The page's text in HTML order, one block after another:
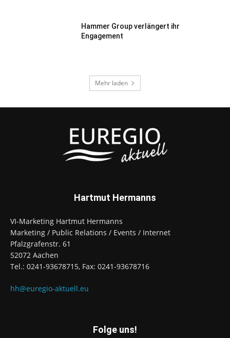
Hammer Group verlängert ihr
Engagement
Mehr laden
Hartmut Hermanns
VI-Marketing Hartmut Hermanns
Marketing / Public Relations / Events / Internet
Pfalzgrafenstr. 61
52072 Aachen
Tel.: 0241-93678715, Fax: 0241-93678716
hh@euregio-aktuell.eu
Folge uns!